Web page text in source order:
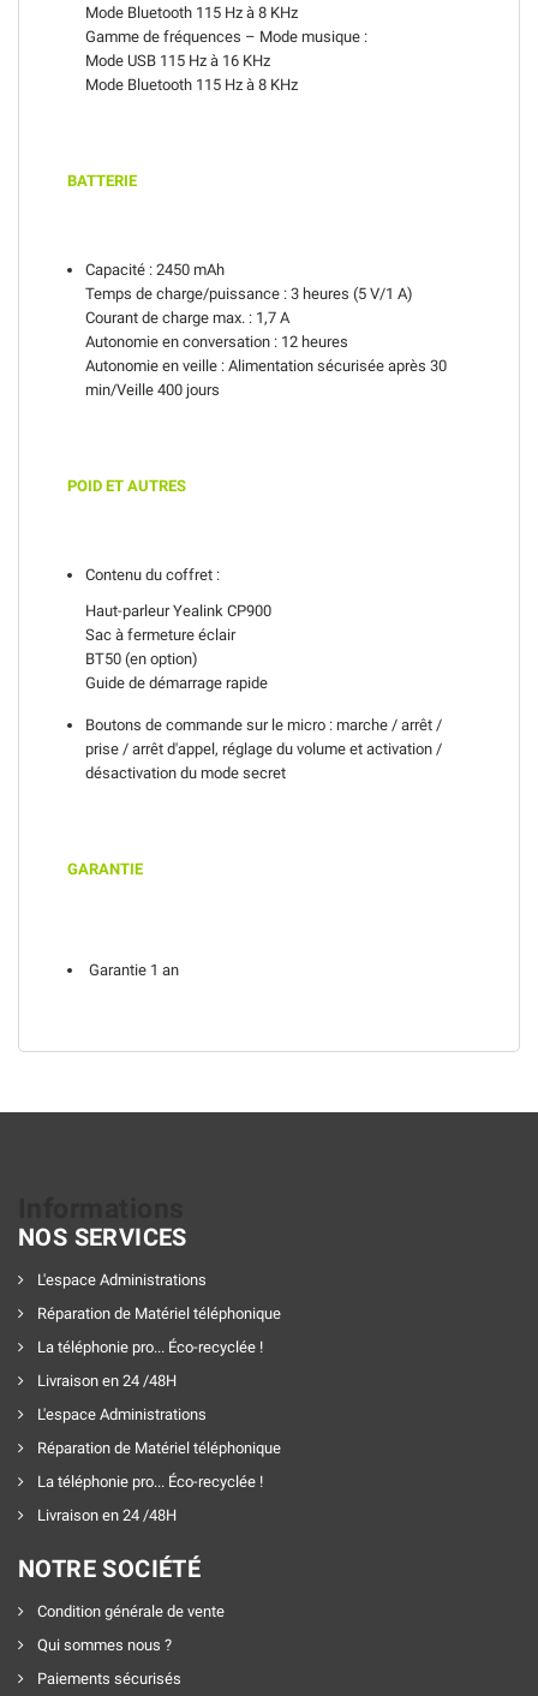
Mode Bluetooth 115 Hz à 8 KHz
Gamme de fréquences – Mode musique :
Mode USB 115 Hz à 16 KHz
Mode Bluetooth 115 Hz à 8 KHz
BATTERIE
Capacité : 2450 mAh
Temps de charge/puissance : 3 heures (5 V/1 A)
Courant de charge max. : 1,7 A
Autonomie en conversation : 12 heures
Autonomie en veille : Alimentation sécurisée après 30
min/Veille 400 jours
POID ET AUTRES
Contenu du coffret :
Haut-parleur Yealink CP900
Sac à fermeture éclair
BT50 (en option)
Guide de démarrage rapide
Boutons de commande sur le micro : marche / arrêt /
prise / arrêt d'appel, réglage du volume et activation /
désactivation du mode secret
GARANTIE
Garantie 1 an
NOS SERVICES
L'espace Administrations
Réparation de Matériel téléphonique
La téléphonie pro... Éco-recyclée !
Livraison en 24 /48H
L'espace Administrations
Réparation de Matériel téléphonique
La téléphonie pro... Éco-recyclée !
Livraison en 24 /48H
NOTRE SOCIÉTÉ
Condition générale de vente
Qui sommes nous ?
Paiements sécurisés